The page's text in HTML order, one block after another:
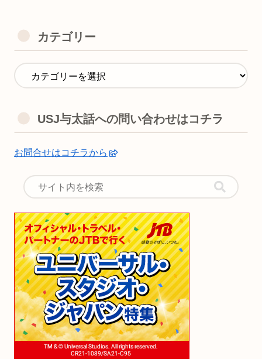
カテゴリー
USJ与太話への問い合わせはコチラ
お問合せはコチラから